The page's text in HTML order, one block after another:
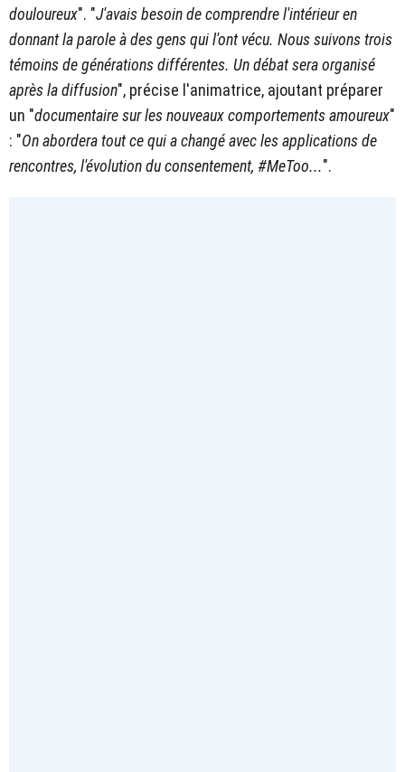
douloureux". "J'avais besoin de comprendre l'intérieur en
donnant la parole à des gens qui l'ont vécu. Nous suivons trois
témoins de générations différentes. Un débat sera organisé
après la diffusion", précise l'animatrice, ajoutant préparer
un "documentaire sur les nouveaux comportements amoureux"
: "On abordera tout ce qui a changé avec les applications de
rencontres, l'évolution du consentement, #MeToo...".